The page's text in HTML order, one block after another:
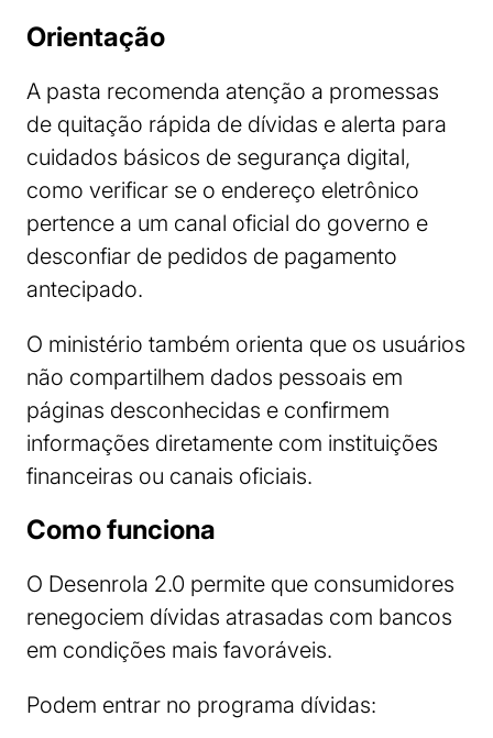
Orientação
A pasta recomenda atenção a promessas
de quitação rápida de dívidas e alerta para
cuidados básicos de segurança digital,
como verificar se o endereço eletrônico
pertence a um canal oficial do governo e
desconfiar de pedidos de pagamento
antecipado.
O ministério também orienta que os usuários
não compartilhem dados pessoais em
páginas desconhecidas e confirmem
informações diretamente com instituições
financeiras ou canais oficiais.
Como funciona
O Desenrola 2.0 permite que consumidores
renegociem dívidas atrasadas com bancos
em condições mais favoráveis.
Podem entrar no programa dívidas: